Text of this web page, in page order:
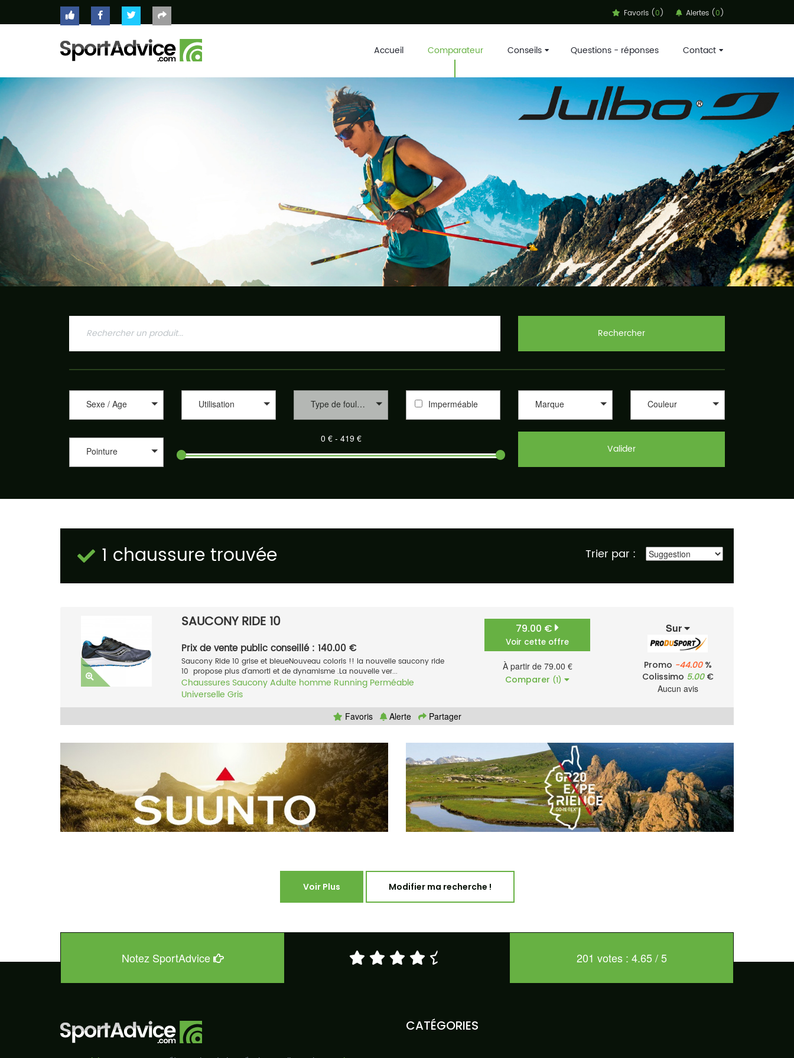
Favoris (0) Alertes (0)
Accueil Comparateur Conseils Questions - réponses Contact
ACCUEIL
CONSEILS
CONTACT
Rechercher
Sexe / Age Utilisation Type de foulée Imperméable Marque Couleur
Pointure Valider
1 chaussure trouvée Trier par :
SAUCONY RIDE 10
Prix de vente public conseillé : 140.00 €
Saucony Ride 10 grise et bleueNouveau coloris !! la nouvelle saucony ride
10 propose plus d'amorti et de dynamisme .La nouvelle ver...
Chaussures SauconyAdulte homme Running Perméable
Universelle Gris
79.00 €
Voir cette offre
À partir de 79.00 €
Comparer (1)
Sur
Promo -44.00%
Colissimo 5.00€
Aucun avis
Favoris Alerte Partager
Voir Plus Modifier ma recherche !
Notez SportAdvice 201 votes : 4.65 / 5
CATÉGORIES